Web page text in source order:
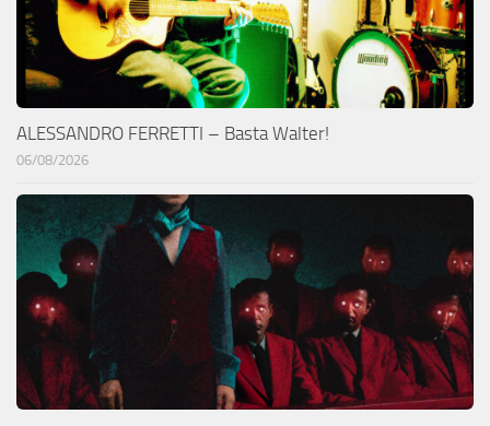
ALESSANDRO FERRETTI – Basta Walter!
06/08/2026